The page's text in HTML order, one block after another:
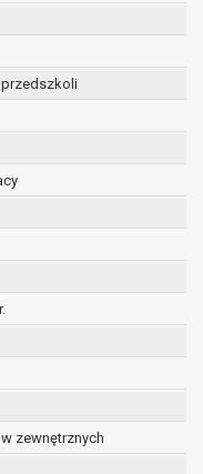
przedszkoli
zewnętrznych
wniosła
dotyczą wycofała
podstawą
i nie ma innej
przetwarzania
są
być usunięte w
z obowiązku
prawa;
na
w przypadku gdy: